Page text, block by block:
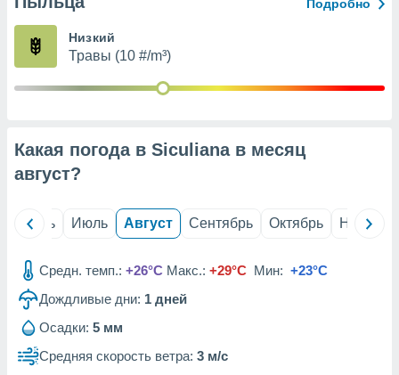
из
рекламы
сведения
Подробно
Низкий
Травы (10 #/m³)
Какая погода в Siculiana в месяц
август?
Июнь Июль Август Сентябрь Октябрь Ноябрь
Средн. темп.: +26°C Макс.: +29°C Мин: +23°C
Дождливые дни: 1 дней
Осадки: 5 мм
Средняя скорость ветра: 3 м/с